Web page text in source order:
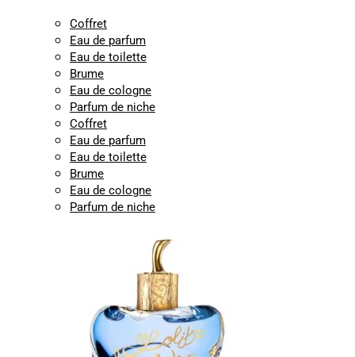
Coffret
Eau de parfum
Eau de toilette
Brume
Eau de cologne
Parfum de niche
Coffret
Eau de parfum
Eau de toilette
Brume
Eau de cologne
Parfum de niche